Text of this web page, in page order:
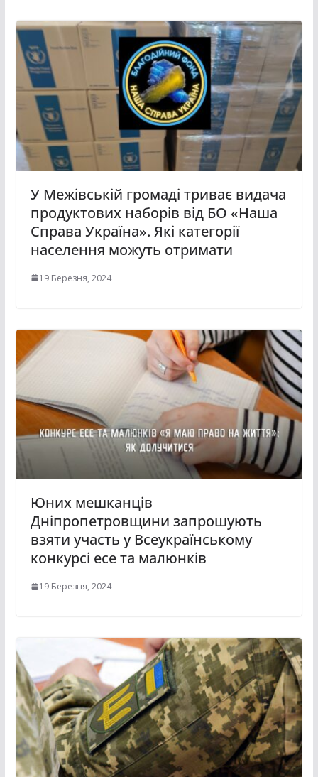
У Межівській громаді триває видача
продуктових наборів від БО «Наша
Справа Україна». Які категорії
населення можуть отримати
19 Березня, 2024
Юних мешканців
Дніпропетровщини запрошують
взяти участь у Всеукраїнському
конкурсі есе та малюнків
19 Березня, 2024